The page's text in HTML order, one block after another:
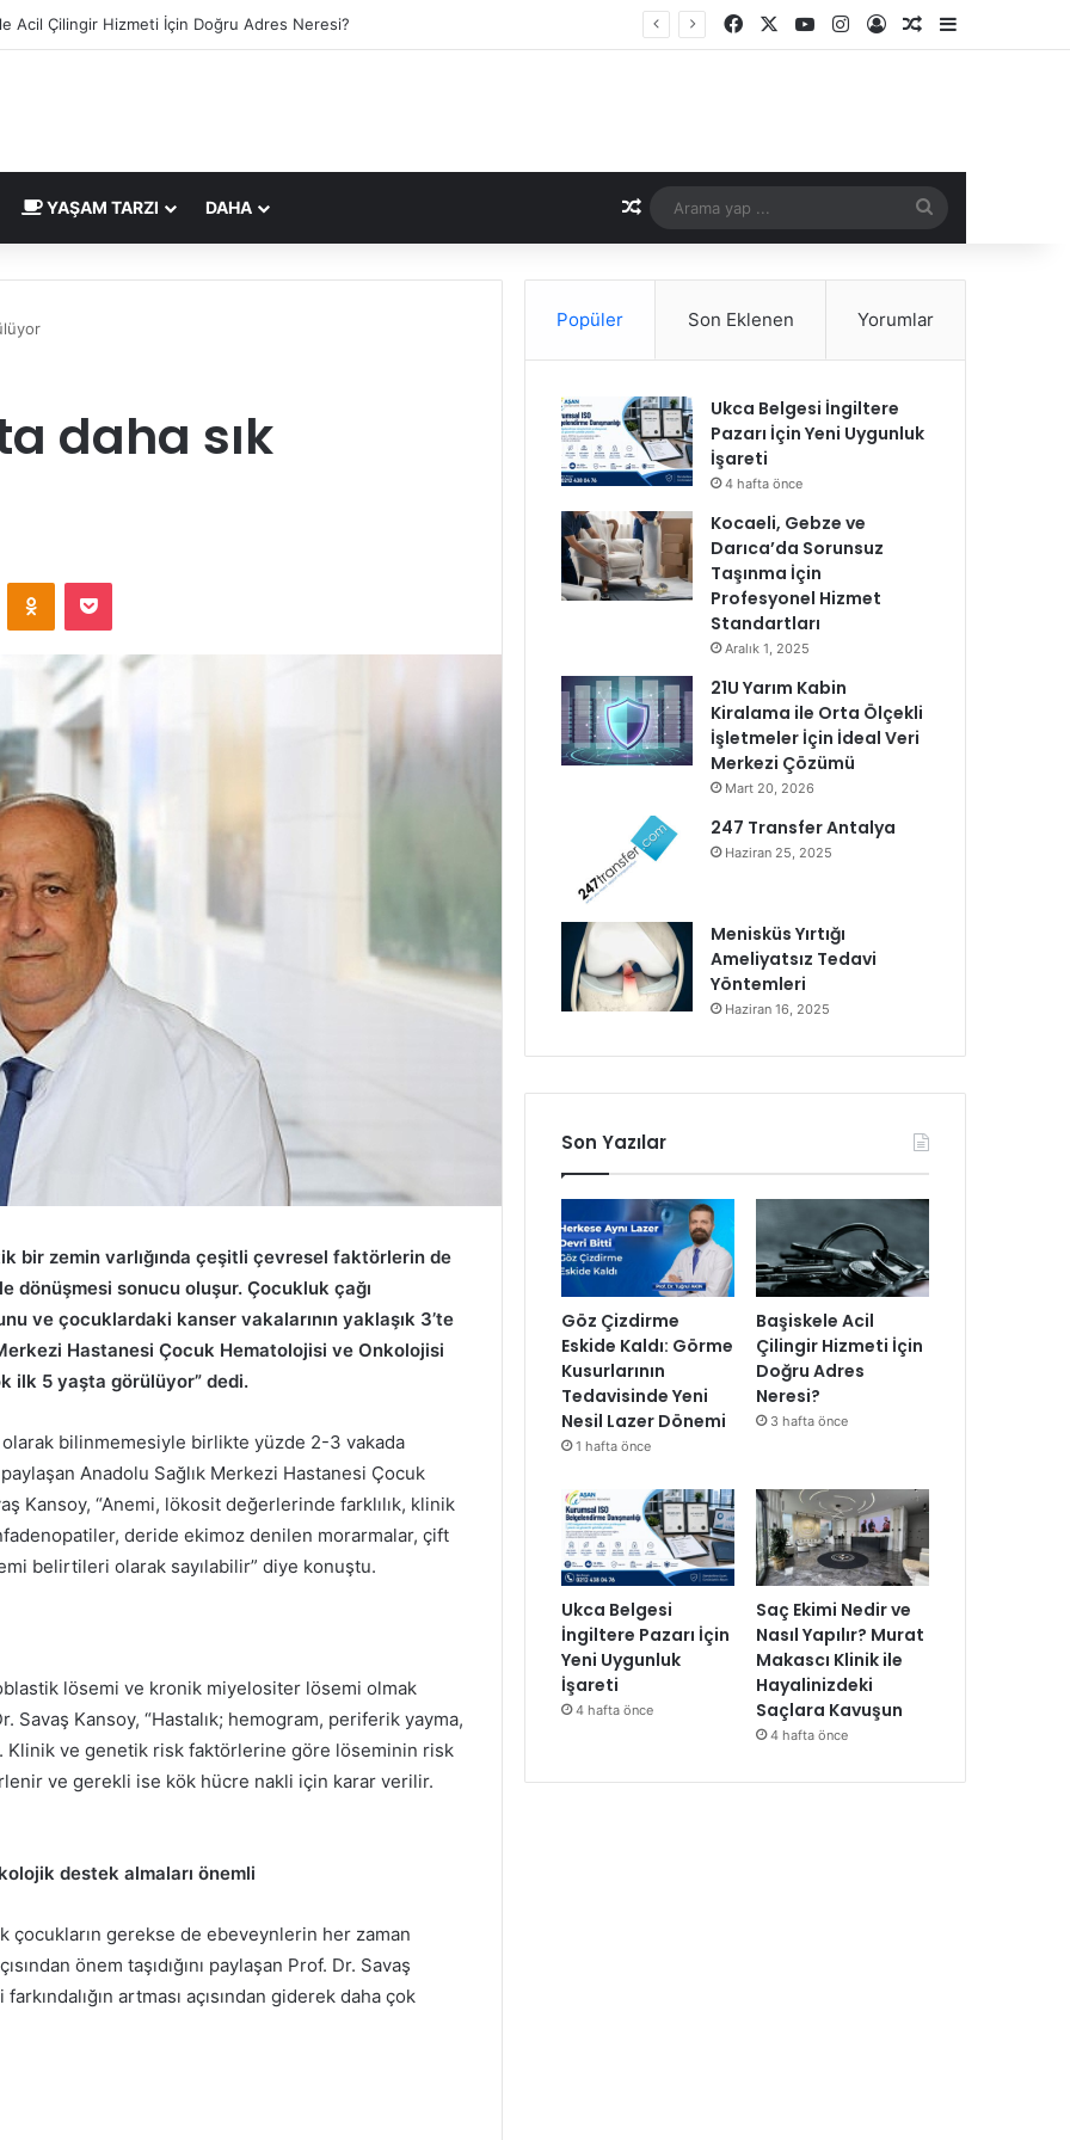
Acil Çilingir Hizmeti İçin Doğru Adres Neresi? Facebook YouTubeInstagramKayıt OlRastgele Makale
YAŞAM TARZI DAHA Rastgele Makale
yap
daha sık
bir zemin varlığında çeşitli çevresel faktörlerin de
dönüşmesi sonucu oluşur. Çocukluk çağı
ve çocuklardaki kanser vakalarının yaklaşık 3’te
Hastanesi Çocuk Hematolojisi ve Onkolojisi
ilk 5 yaşta görülüyor” dedi.
bilinmemesiyle birlikte yüzde 2-3 vakada
Anadolu Sağlık Merkezi Hastanesi Çocuk
Kansoy, “Anemi, lökosit değerlerinde farklılık, klinik
deride ekimoz denilen morarmalar, çift
belirtileri olarak sayılabilir” diye konuştu.
lösemi ve kronik miyelositer lösemi olmak
Kansoy, “Hastalık; hemogram, periferik yayma,
Klinik ve genetik risk faktörlerine göre löseminin risk
ve gerekli ise kök hücre nakli için karar verilir.
destek almaları önemli
gerekse de ebeveynlerin her zaman
önem taşıdığını paylaşan Prof. Dr. Savaş
artması açısından giderek daha çok
Popüler Son Eklenen Yorumlar
Ukca Belgesi İngiltere
Pazarı İçin Yeni Uygunluk
İşareti
4 hafta önce
Kocaeli, Gebze ve
Darıca’da Sorunsuz
Taşınma İçin
Profesyonel Hizmet
Standartları
Aralık 1, 2025
21U Yarım Kabin
Kiralama ile Orta Ölçekli
İşletmeler İçin İdeal Veri
Merkezi Çözümü
Mart 20, 2026
247 Transfer Antalya
Haziran 25, 2025
Menisküs Yırtığı
Ameliyatsız Tedavi
Yöntemleri
Haziran 16, 2025
Son Yazılar
Göz Çizdirme
Eskide Kaldı: Görme
Kusurlarının
Tedavisinde Yeni
Nesil Lazer Dönemi
1 hafta önce
Başiskele Acil
Çilingir Hizmeti İçin
Doğru Adres
Neresi?
3 hafta önce
Ukca Belgesi
İngiltere Pazarı İçin
Yeni Uygunluk
İşareti
4 hafta önce
Saç Ekimi Nedir ve
Nasıl Yapılır? Murat
Makascı Klinik ile
Hayalinizdeki
Saçlara Kavuşun
4 hafta önce